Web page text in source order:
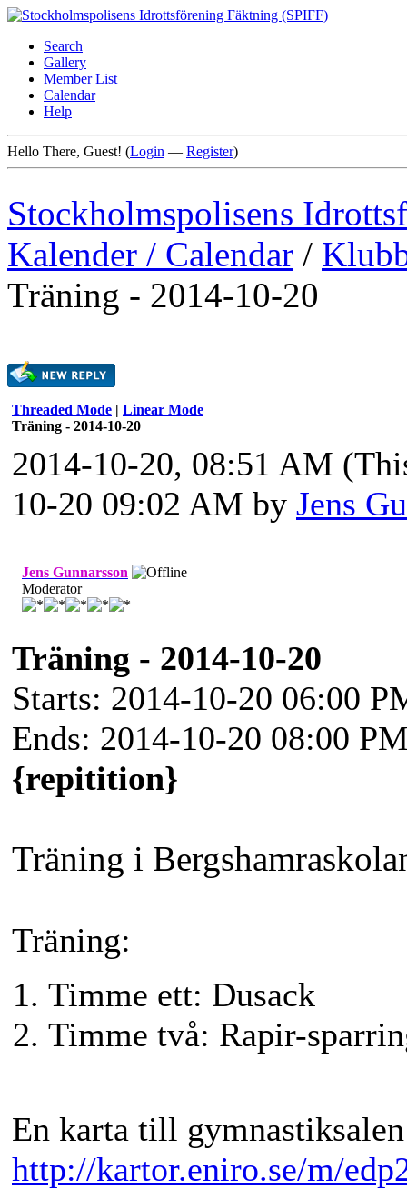
Search
Gallery
Member List
Calendar
Help
Hello There, Guest! (Login — Register)
Stockholmspolisens
Kalender / Calendar /
Träning - 2014-10-20
Threaded Mode | Linear Mode
Träning - 2014-10-20
2014-10-20, 08:51 AM
10-20 09:02 AM by Jens
Jens Gunnarsson
Moderator
Träning - 2014-10-20
Starts: 2014-10-20 06:00
Ends: 2014-10-20 08:00
{repitition}
Träning i
Träning:
Timme ett: Dusack
Timme två: Rapir-
En karta till
http://kartor.eniro.se/m/